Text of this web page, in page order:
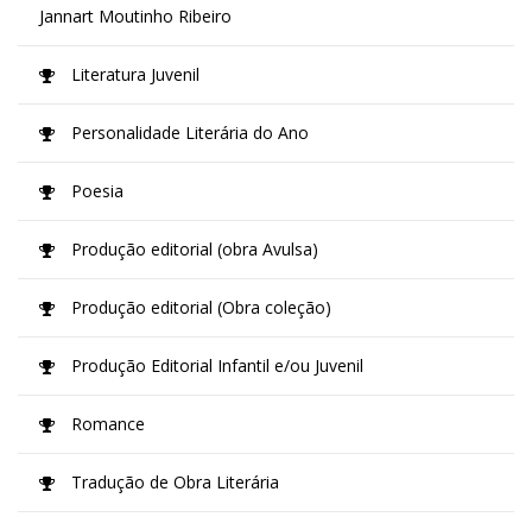
Jannart Moutinho Ribeiro
Literatura Juvenil
Personalidade Literária do Ano
Poesia
Produção editorial (obra Avulsa)
Produção editorial (Obra coleção)
Produção Editorial Infantil e/ou Juvenil
Romance
Tradução de Obra Literária